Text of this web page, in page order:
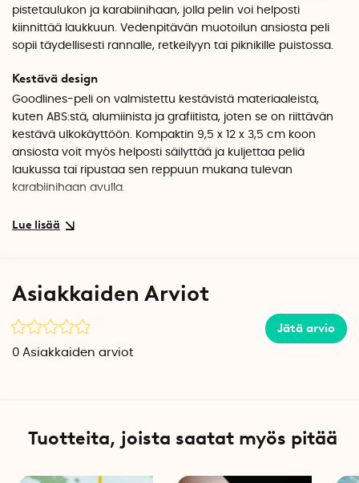
pistetaulukon ja karabiinihaan, jolla pelin voi helposti
kiinnittää laukkuun. Vedenpitävän muotoilun ansiosta peli
sopii täydellisesti rannalle, retkeilyyn tai piknikille puistossa.
Kestävä design
Goodlines-peli on valmistettu kestävistä materiaaleista,
kuten ABS:stä, alumiinista ja grafiitista, joten se on riittävän
kestävä ulkokäyttöön. Kompaktin 9,5 x 12 x 3,5 cm koon
ansiosta voit myös helposti säilyttää ja kuljettaa peliä
laukussa tai ripustaa sen reppuun mukana tulevan
karabiinihaan avulla.
Lukittava kotelo
IPX5-luokiteltu, joten kotelo suojaa vedeltä kaikista
Täydellinen yatzy-setti
helppo ottaa mukaan kaikkialle.
Asiakkaiden Arviot
Jätä arvio
0 Asiakkaiden arviot
Tuotteita, joista saatat myös pitää